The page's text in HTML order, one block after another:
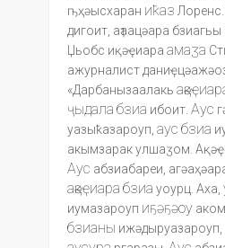
ҧҳәысхаран иҟаз Лоренс.
дигоит, аҭаацәара
Џьобс иқәҿиара амаӡа
ажурналист
«Дарбанызаалакь
ҷыдала бзиа ибоит. Аус
уазыҟазароуп, аус бзиа
акымзарак улшаӡом.
Аус абзиабареи,
ақәҿиара бзиа уоурц. Аха,
иумазароуп иҕәҕәоу
бзианы